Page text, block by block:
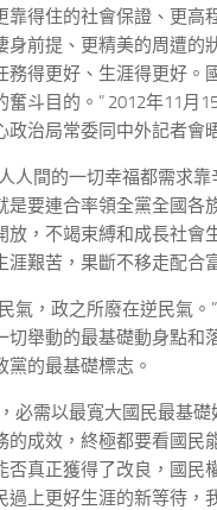
靠得住的社會保證、更高
身前提、更精美的周遭的
務得更好、生涯得更好。
奮斗目的。” 2012年11月
政治局常委同中外記者會
人間的一切幸福都需求靠
是要連合率領全黨全國各
放，不竭束縛和成長社會
涯艱苦，果斷不移走配合
氣，政之所廢在逆民氣。
切舉動的最基礎動身點和
黨的最基礎標志。
必需以最寬大國民最基
的成效，終極都要看國民
否真正獲得了改良，國民
過上更好生涯的新等待，